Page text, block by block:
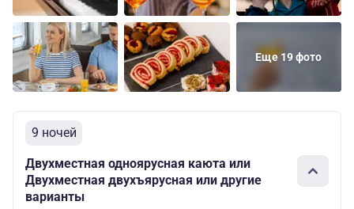
Еще 19 фото
9 ночей
Двухместная одноярусная каюта или
Двухместная двухъярусная или другие
варианты